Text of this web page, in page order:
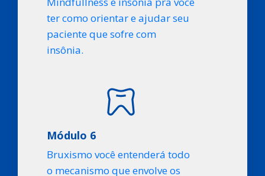
ter como orientar e ajudar seu
paciente que sofre com
insônia.
Módulo 6
Bruxismo você entenderá todo
o mecanismo que envolve os